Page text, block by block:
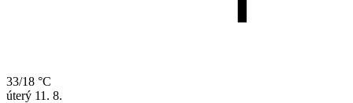
33/18 °C
úterý 11. 8.